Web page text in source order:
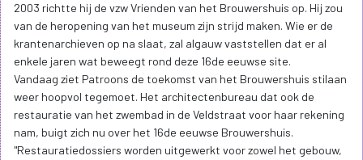
2003 richtte hij de vzw Vrienden van het Brouwershuis op. Hij zou
van de heropening van het museum zijn strijd maken. Wie er de
krantenarchieven op na slaat, zal algauw vaststellen dat er al
enkele jaren wat beweegt rond deze 16de eeuwse site.
Vandaag ziet Patroons de toekomst van het Brouwershuis stilaan
weer hoopvol tegemoet. Het architectenbureau dat ook de
restauratie van het zwembad in de Veldstraat voor haar rekening
nam, buigt zich nu over het 16de eeuwse Brouwershuis.
"Restauratiedossiers worden uitgewerkt voor zowel het gebouw,